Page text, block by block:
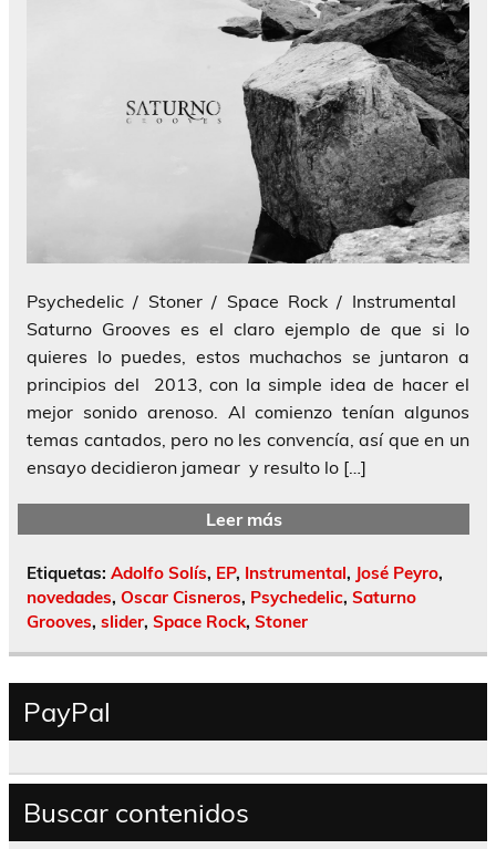
Psychedelic / Stoner / Space Rock / Instrumental
Saturno Grooves es el claro ejemplo de que si lo
quieres lo puedes, estos muchachos se juntaron a
principios del 2013, con la simple idea de hacer el
mejor sonido arenoso. Al comienzo tenían algunos
temas cantados, pero no les convencía, así que en un
ensayo decidieron jamear y resulto lo […]
Leer más
Etiquetas: Adolfo Solís, EP, Instrumental, José Peyro,
novedades, Oscar Cisneros, Psychedelic, Saturno
Grooves, slider, Space Rock, Stoner
PayPal
Buscar contenidos